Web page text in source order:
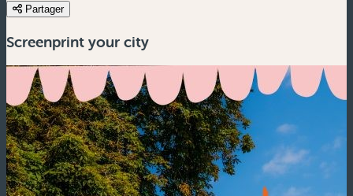
Partager
Screenprint your city